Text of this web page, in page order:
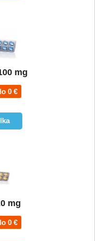
mg
0 €
mg
0 €